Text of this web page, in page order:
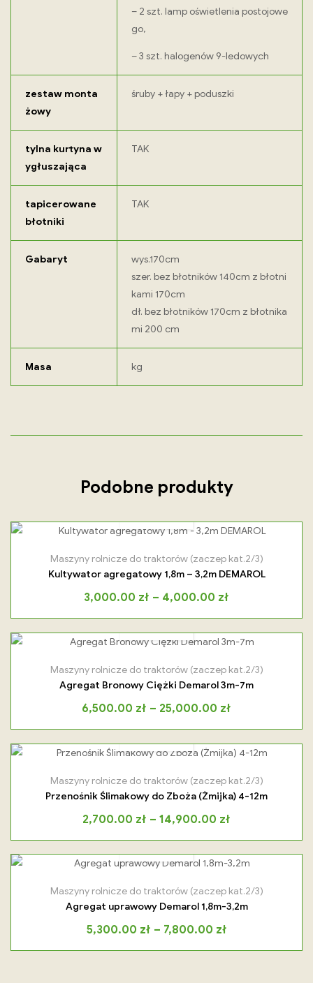
– 2 szt. lamp oświetlenia postojowe
go,
– 3 szt. halogenów 9-ledowych
zestaw monta
żowy
śruby + łapy + poduszki
tylna kurtyna w
ygłuszająca
TAK
tapicerowane
błotniki
TAK
Gabaryt
wys.170cm
szer. bez błotników 140cm z błotni
kami 170cm
dł. bez błotników 170cm z błotnika
mi 200 cm
Masa kg
Podobne produkty
Maszyny rolnicze do traktorów (zaczep kat.2/3)
Kultywator agregatowy 1,8m – 3,2m DEMAROL
3,000.00 zł – 4,000.00 zł
Maszyny rolnicze do traktorów (zaczep kat.2/3)
Agregat Bronowy Ciężki Demarol 3m-7m
6,500.00 zł – 25,000.00 zł
Maszyny rolnicze do traktorów (zaczep kat.2/3)
Przenośnik Ślimakowy do Zboża (Żmijka) 4-12m
2,700.00 zł – 14,900.00 zł
Maszyny rolnicze do traktorów (zaczep kat.2/3)
Agregat uprawowy Demarol 1,8m-3,2m
5,300.00 zł – 7,800.00 zł